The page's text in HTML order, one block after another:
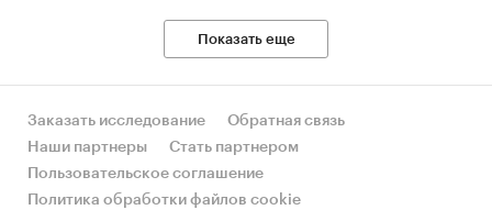
Показать еще
Заказать исследование
Обратная связь
Наши партнеры
Стать партнером
Пользовательское соглашение
Политика обработки файлов cookie